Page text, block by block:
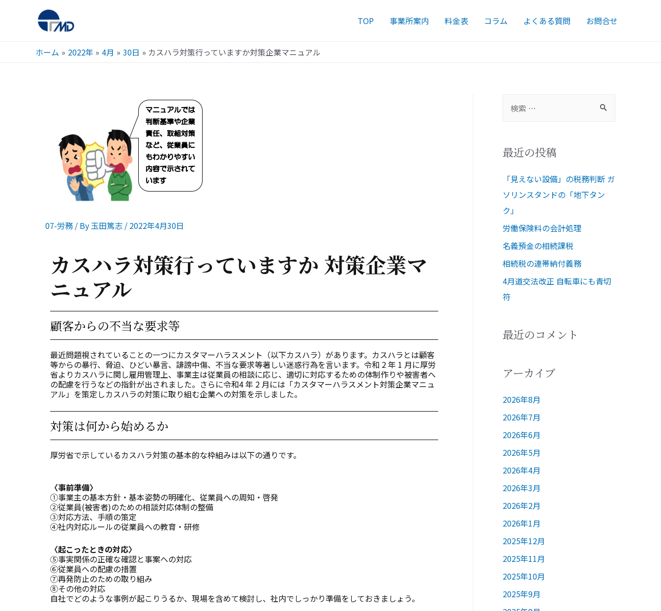
TOP 事業所案内 料金表 コラム よくある質問 お問合せ
ホーム 2022年 4月 30日 カスハラ対策行っていますか対策企業マニュアル
07-労務 / By玉田篤志 / 2022年4月30日
カスハラ対策行っていますか 対策企業マ
ニュアル
顧客からの不当な要求等
最近問題視されていることの一つにカスタマーハラスメント（以下カスハラ）があります。カスハラとは顧客
等からの暴行、脅迫、ひどい暴言、誹謗中傷、不当な要求等著しい迷惑行為を言います。令和 2 年 1 月に厚労
省よりカスハラに関し雇用管理上、事業主は従業員の相談に応じ、適切に対応するための体制作りや被害者へ
の配慮を行うなどの指針が出されました。さらに令和4 年 2 月には「カスタマーハラスメント対策企業マニュ
アル」を策定しカスハラの対策に取り組む企業への対策を示しました。
対策は何から始めるか
厚労省で示しているカスハラ対策の基本的な枠組みは以下の通りです。
〈事前準備〉
①事業主の基本方針・基本姿勢の明確化、従業員への周知・啓発
②従業員(被害者)のための相談対応体制の整備
③対応方法、手順の策定
④社内対応ルールの従業員への教育・研修
〈起こったときの対応〉
⑤事実関係の正確な確認と事案への対応
⑥従業員への配慮の措置
⑦再発防止のための取り組み
⑧その他の対応
自社でどのような事例が起こりうるか、現場を含めて検討し、社内でしっかり準備をしておきましょう。
最近の投稿
「見えない設備」の税務判断 ガ
ソリンスタンドの「地下タン
ク」
労働保険料の会計処理
名義預金の相続課税
相続税の連帯納付義務
4月道交法改正 自転車にも青切
符
最近のコメント
アーカイブ
2026年8月
2026年7月
2026年6月
2026年5月
2026年4月
2026年3月
2026年2月
2026年1月
2025年12月
2025年11月
2025年10月
2025年9月